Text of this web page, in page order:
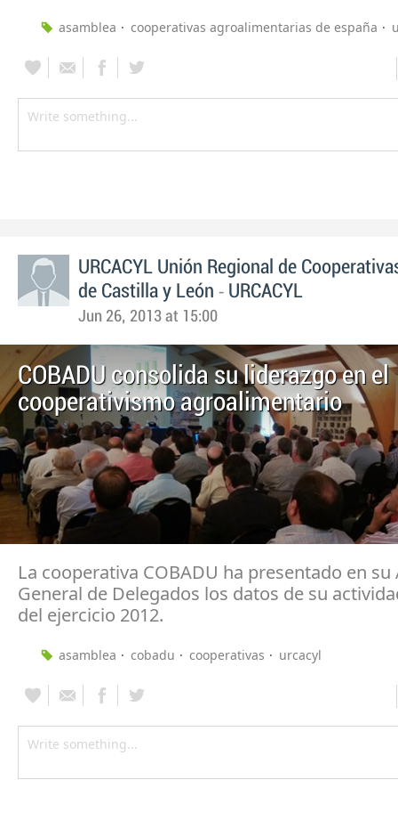
asamblea cooperativas agroalimentarias de españa
URCACYL Unión Regional de
de Castilla y León - URCACYL
Jun 26, 2013 at 15:00
COBADU consolida su liderazgo en el
cooperativismo agroalimentario
La cooperativa COBADU ha presentado en su
General de Delegados los datos de su
del ejercicio 2012.
asamblea cobadu cooperativas urcacyl